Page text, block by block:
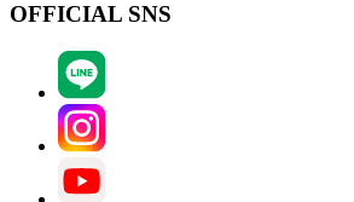
OFFICIAL SNS